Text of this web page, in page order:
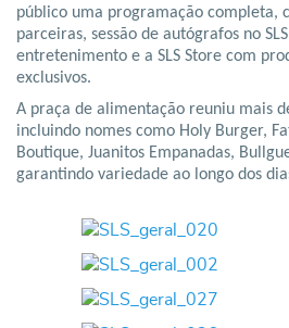
público uma programação completa,
parceiras, sessão de autógrafos no
entretenimento e a SLS Store com
exclusivos.
A praça de alimentação reuniu mais
incluindo nomes como Holy Burger,
Boutique, Juanitos Empanadas,
garantindo variedade ao longo dos